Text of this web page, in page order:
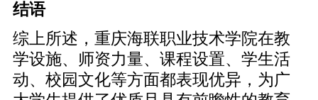
结语
综上所述，重庆海联职业技术学院在教
学设施、师资力量、课程设置、学生活
动、校园文化等方面都表现优异，为广